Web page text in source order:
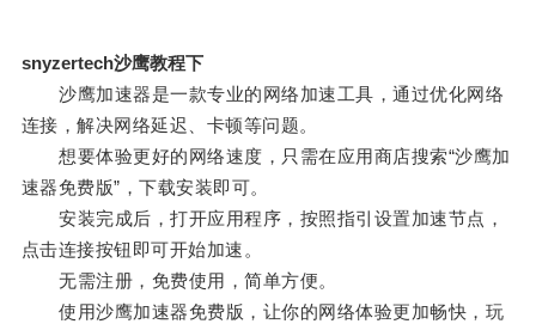
snyzertech沙鹰教程下
沙鹰加速器是一款专业的网络加速工具，通过优化网络
连接，解决网络延迟、卡顿等问题。
想要体验更好的网络速度，只需在应用商店搜索“沙鹰加
速器免费版”，下载安装即可。
安装完成后，打开应用程序，按照指引设置加速节点，
点击连接按钮即可开始加速。
无需注册，免费使用，简单方便。
使用沙鹰加速器免费版，让你的网络体验更加畅快，玩